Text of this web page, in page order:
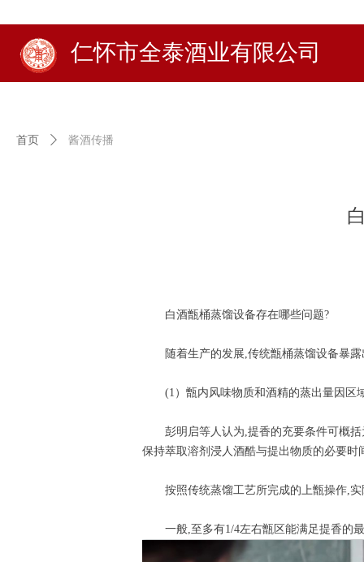
仁怀市全泰酒业有限公司
首页 ꄲ 酱酒传播
白酒甑桶蒸馏设备存在哪些问题?
随着生产的发展,传统甑桶蒸馏设备暴露
(1）甑内风味物质和酒精的蒸出量因区
彭明启等人认为,提香的充要条件可概括
保持萃取溶剂浸人酒酷与提出物质的必要时
按照传统蒸馏工艺所完成的上甑操作,实
一般,至多有1/4左右甑区能满足提香的最